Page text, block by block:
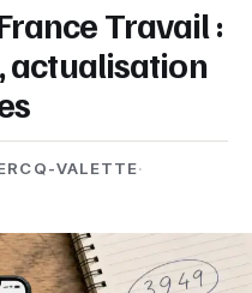
Travail :
actualisation
VALETTE·